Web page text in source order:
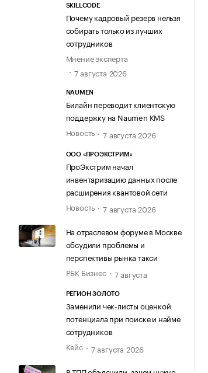
SKILLCODE
Почему кадровый резерв нельзя
собирать только из лучших
сотрудников
Мнение эксперта
7 августа 2026
NAUMEN
Билайн переводит клиентскую
поддержку на Naumen KMS
Новость
7 августа 2026
ООО «ПРОЭКСТРИМ»
ПроЭкстрим начал
инвентаризацию данных после
расширения квантовой сети
Новость
7 августа 2026
На отраслевом форуме в Москве
обсудили проблемы и
перспективы рынка такси
РБК Бизнес
7 августа
РЕГИОН ЗОЛОТО
Заменили чек-листы оценкой
потенциала при поиске и найме
сотрудников
Кейс
7 августа 2026